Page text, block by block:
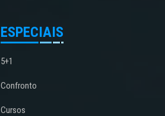
ESPECIAIS
5+1
Confronto
Cursos